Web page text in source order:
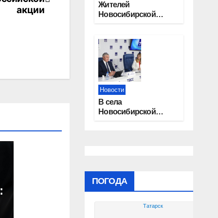
акции
Жителей
Новосибирской
квалификацию
премии «КАРДО»
Новости
В села
Новосибирской
ПОГОДА
Татарск